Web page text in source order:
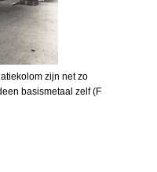
zijn net zo
basismetaal zelf (F